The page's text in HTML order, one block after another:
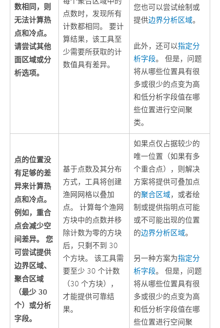
数相同，则
无法计算热
点和冷点。
请尝试其他
面区域或分
析选项。
点数时，发现所有
计数都相同。 要计
算结果，该工具至
少需要所获取的计
数值具有差异。
您也可以尝试绘制或
提供边界分析区域。
此外，还可以指定分
析字段。 但是，问题
将从哪些位置具有很
多或很少的点变为高
和低分析字段值在哪
些位置进行空间聚
类。
点的位置没
有足够的差
异来计算热
点和冷点。
例如，重合
点会减少空
间差异。 您
可尝试提供
边界区域、
聚合区域
（最少 30
个）或分析
字段。
基于点数及其分布
方式，工具将创建
渔网网格以叠加
点。 计算每个渔网
方块中的点数并移
除计数为零的方块
后，只剩不到 30
个方块。 该工具需
要至少 30 个计数
（30 个方块），
才能提供可靠结
果。
如果点仅占据较少的
唯一位置（如果有多
个重合点），则解决
方案将提供可叠加点
的聚合区域，或者绘
制或提供指明点可能
或不可能出现的位置
的边界分析区域。
另一种方案为指定分
析字段。 但是，问题
将从哪些位置具有很
多或很少的点变为高
和低分析字段值在哪
些位置进行空间聚